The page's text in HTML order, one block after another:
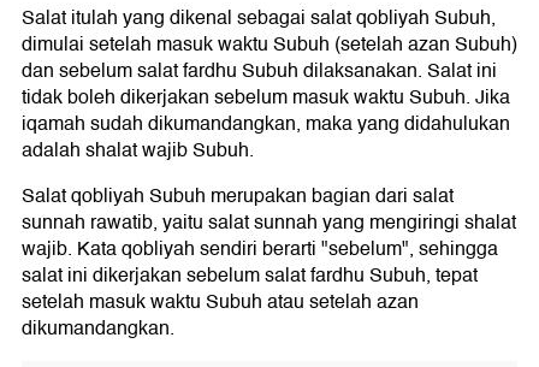
Salat itulah yang dikenal sebagai salat qobliyah Subuh,
dimulai setelah masuk waktu Subuh (setelah azan Subuh)
dan sebelum salat fardhu Subuh dilaksanakan. Salat ini
tidak boleh dikerjakan sebelum masuk waktu Subuh. Jika
iqamah sudah dikumandangkan, maka yang didahulukan
adalah shalat wajib Subuh.
Salat qobliyah Subuh merupakan bagian dari salat
sunnah rawatib, yaitu salat sunnah yang mengiringi shalat
wajib. Kata qobliyah sendiri berarti "sebelum", sehingga
salat ini dikerjakan sebelum salat fardhu Subuh, tepat
setelah masuk waktu Subuh atau setelah azan
dikumandangkan.